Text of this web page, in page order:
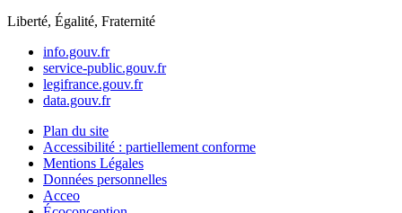
Liberté, Égalité, Fraternité
info.gouv.fr
service-public.gouv.fr
legifrance.gouv.fr
data.gouv.fr
Plan du site
Accessibilité : partiellement conforme
Mentions Légales
Données personnelles
Acceo